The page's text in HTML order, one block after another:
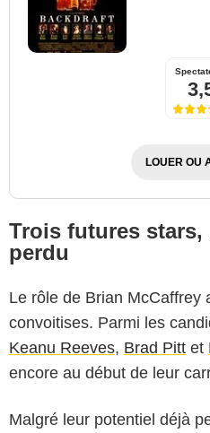
LOUER OU
Trois futures stars,
perdu
Le rôle de Brian McCaffrey
convoitises. Parmi les
Keanu Reeves, Brad Pitt et
encore au début de leur
Malgré leur potentiel déjà